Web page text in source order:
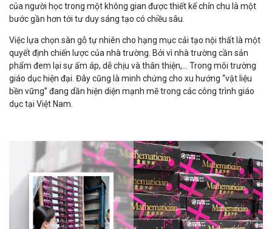
của người học trong một không gian được thiết kế chỉn chu là một
bước gần hơn tới tư duy sáng tạo có chiều sâu.
Việc lựa chọn sàn gỗ tự nhiên cho hạng mục cải tạo nội thất là một
quyết định chiến lược của nhà trường. Bởi vì nhà trường cần sản
phẩm đem lại sự ấm áp, dễ chịu và thân thiện,... Trong môi trường
giáo dục hiện đại. Đây cũng là minh chứng cho xu hướng “vật liệu
bền vững” đang dần hiện diện mạnh mẽ trong các công trình giáo
dục tại Việt Nam.